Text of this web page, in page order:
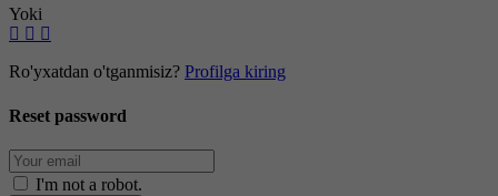
Yoki
Ro'yxatdan o'tganmisiz? Profilga kiring
Reset password
I'm not a robot.